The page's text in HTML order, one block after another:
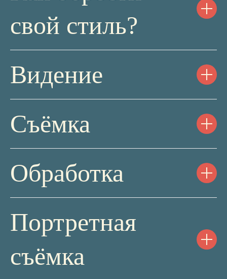
свой стиль?
Видение
Съёмка
Обработка
Портретная
съёмка
Ребята знают, как сильно я стараюсь
делиться знаниями, но если вы хотите
вырасти, то без вашей помощи нам никак
целиком, гарантированно выходят на новый